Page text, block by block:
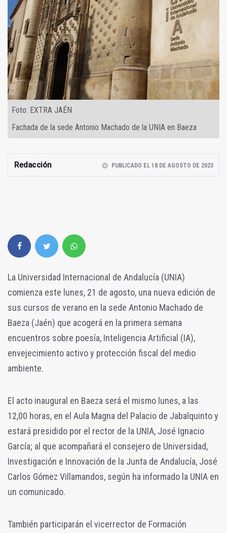
Foto: EXTRA JAÉN
Fachada de la sede Antonio Machado de la UNIA en Baeza
Redacción PUBLICADO EL 18 DE AGOSTO DE 2023
La Universidad Internacional de Andalucía (UNIA)
comienza este lunes, 21 de agosto, una nueva edición de
sus cursos de verano en la sede Antonio Machado de
Baeza (Jaén) que acogerá en la primera semana
encuentros sobre poesía, Inteligencia Artificial (IA),
envejecimiento activo y protección fiscal del medio
ambiente.
El acto inaugural en Baeza será el mismo lunes, a las
12,00 horas, en el Aula Magna del Palacio de Jabalquinto y
estará presidido por el rector de la UNIA, José Ignacio
García; al que acompañará el consejero de Universidad,
Investigación e Innovación de la Junta de Andalucía, José
Carlos Gómez Villamandos, según ha informado la UNIA en
un comunicado.
También participarán el vicerrector de Formación